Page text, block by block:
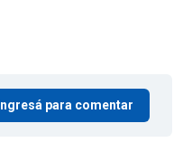
Ingresá para comentar